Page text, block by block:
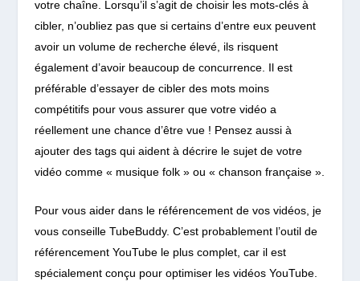
votre chaîne. Lorsqu’il s’agit de choisir les mots-clés à
cibler, n’oubliez pas que si certains d’entre eux peuvent
avoir un volume de recherche élevé, ils risquent
également d’avoir beaucoup de concurrence. Il est
préférable d’essayer de cibler des mots moins
compétitifs pour vous assurer que votre vidéo a
réellement une chance d’être vue ! Pensez aussi à
ajouter des tagsqui aident à décrire le sujet de votre
vidéo comme « musique folk » ou « chanson française ».
Pour vous aider dans le référencement de vos vidéos, je
vous conseille TubeBuddy. C’est probablement l’outil de
référencement YouTube le plus complet, car il est
spécialement conçu pour optimiser les vidéos YouTube.